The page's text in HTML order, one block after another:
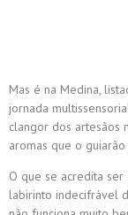
Mas é na Medina,
jornada
clangor dos artesãos
aromas que o
O que se acredita
labirinto indecifrável